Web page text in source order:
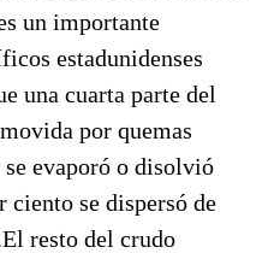
un importante
estadunidenses
una cuarta parte del
por quemas
evaporó o disolvió
ciento se dispersó de
resto del crudo